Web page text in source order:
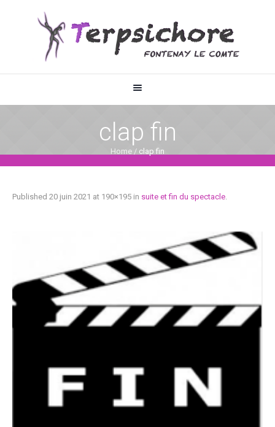
clap fin
Home / clap fin
Published 20 juin 2021 at 190×195 in suite et fin du spectacle.